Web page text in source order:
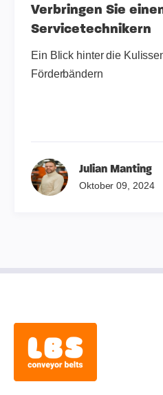
Verbringen Sie
Servicetechnikern
Ein Blick hinter die
Förderbändern
Julian Manting
Oktober 09, 2024